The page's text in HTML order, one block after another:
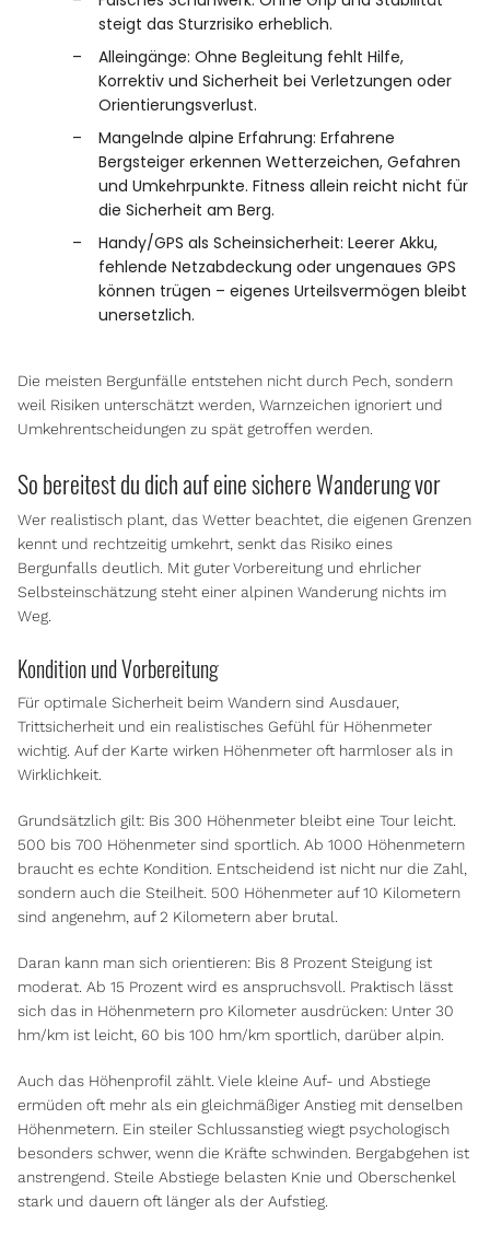
steigt das Sturzrisiko erheblich.
Alleingänge: Ohne Begleitung fehlt Hilfe,
Korrektiv und Sicherheit bei Verletzungen oder
Orientierungsverlust.
Mangelnde alpine Erfahrung: Erfahrene
Bergsteiger erkennen Wetterzeichen, Gefahren
und Umkehrpunkte. Fitness allein reicht nicht für
die Sicherheit am Berg.
Handy/GPS als Scheinsicherheit: Leerer Akku,
fehlende Netzabdeckung oder ungenaues GPS
können trügen – eigenes Urteilsvermögen bleibt
unersetzlich.
Die meisten Bergunfälle entstehen nicht durch Pech, sondern
weil Risiken unterschätzt werden, Warnzeichen ignoriert und
Umkehrentscheidungen zu spät getroffen werden.
So bereitest du dich auf eine sichere Wanderung vor
Wer realistisch plant, das Wetter beachtet, die eigenen Grenzen
kennt und rechtzeitig umkehrt, senkt das Risiko eines
Bergunfalls deutlich. Mit guter Vorbereitung und ehrlicher
Selbsteinschätzung steht einer alpinen Wanderung nichts im
Weg.
Kondition und Vorbereitung
Für optimale Sicherheit beim Wandern sind Ausdauer,
Trittsicherheit und ein realistisches Gefühl für Höhenmeter
wichtig. Auf der Karte wirken Höhenmeter oft harmloser als in
Wirklichkeit.
Grundsätzlich gilt: Bis 300 Höhenmeter bleibt eine Tour leicht.
500 bis 700 Höhenmeter sind sportlich. Ab 1000 Höhenmetern
braucht es echte Kondition. Entscheidend ist nicht nur die Zahl,
sondern auch die Steilheit. 500 Höhenmeter auf 10 Kilometern
sind angenehm, auf 2 Kilometern aber brutal.
Daran kann man sich orientieren: Bis 8 Prozent Steigung ist
moderat. Ab 15 Prozent wird es anspruchsvoll. Praktisch lässt
sich das in Höhenmetern pro Kilometer ausdrücken: Unter 30
hm/km ist leicht, 60 bis 100 hm/km sportlich, darüber alpin.
Auch das Höhenprofil zählt. Viele kleine Auf- und Abstiege
ermüden oft mehr als ein gleichmäßiger Anstieg mit denselben
Höhenmetern. Ein steiler Schlussanstieg wiegt psychologisch
besonders schwer, wenn die Kräfte schwinden. Bergabgehen ist
anstrengend. Steile Abstiege belasten Knie und Oberschenkel
stark und dauern oft länger als der Aufstieg.